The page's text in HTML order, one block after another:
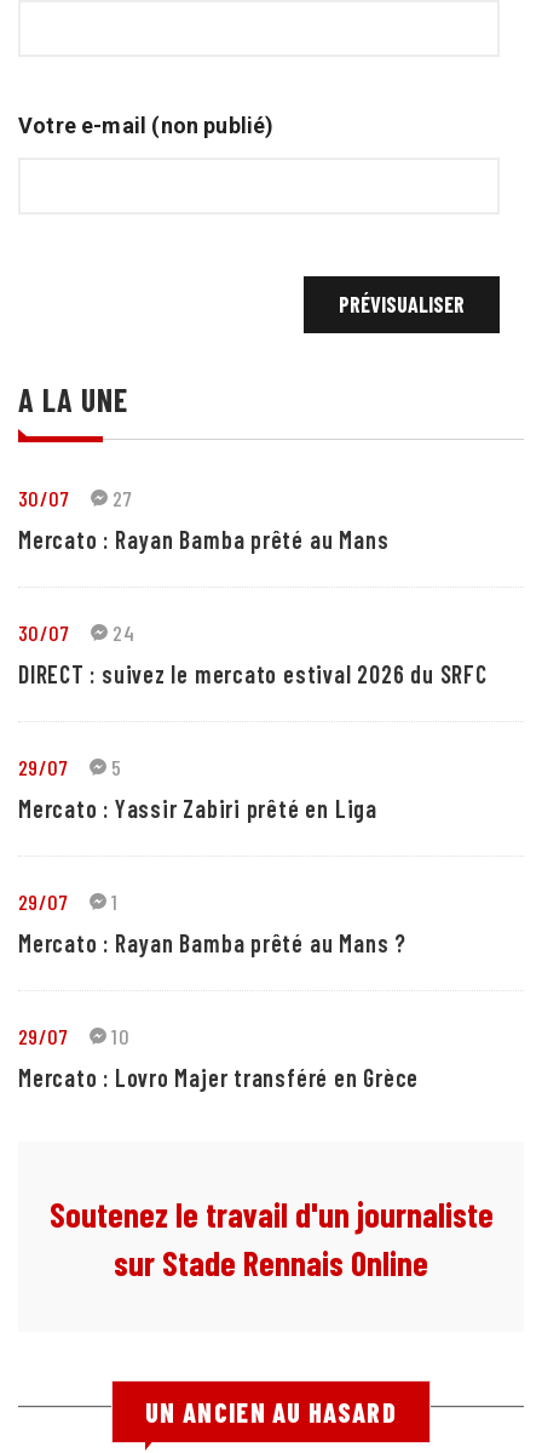
Votre e-mail (non publié)
A LA UNE
30/07 27
Mercato : Rayan Bamba prêté au Mans
30/07 24
DIRECT : suivez le mercato estival 2026 du SRFC
29/07 5
Mercato : Yassir Zabiri prêté en Liga
29/07 1
Mercato : Rayan Bamba prêté au Mans ?
29/07 10
Mercato : Lovro Majer transféré en Grèce
Soutenez le travail d'un journaliste
sur Stade Rennais Online
UN ANCIEN AU HASARD